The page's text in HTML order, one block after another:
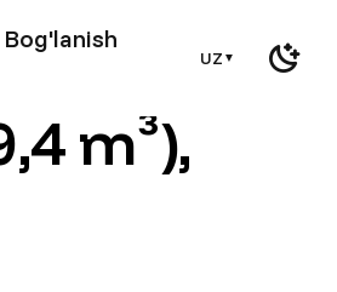
Bog'lanish
UZ ▼
m³),